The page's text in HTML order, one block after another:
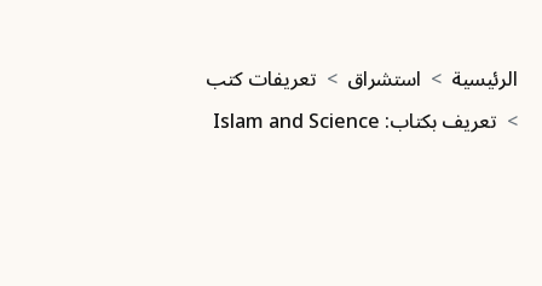
مسار التنقل
الرئيسية استشراق
تعريفات كتب
تعريف بكتاب: Islam and Science